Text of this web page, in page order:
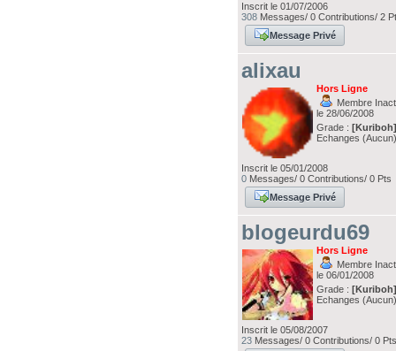
Inscrit le 01/07/2006
308 Messages/ 0 Contributions/ 2
Message Privé
alixau
Hors Ligne
Membre
le 28/06/2008
Grade :
Echanges
Inscrit le 05/01/2008
0 Messages/ 0 Contributions/ 0 Pts
Message Privé
blogeurdu69
Hors Ligne
Membre
le 06/01/2008
Grade :
Echanges
Inscrit le 05/08/2007
23 Messages/ 0 Contributions/ 0